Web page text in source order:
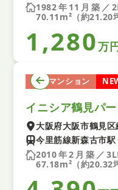
1982年11月築／
70.11m²（約21.20
1,280万
中古マンション
大阪府大阪市鶴見区
今里筋線新森古市
2010年2月築／
67.18m²（約20.32